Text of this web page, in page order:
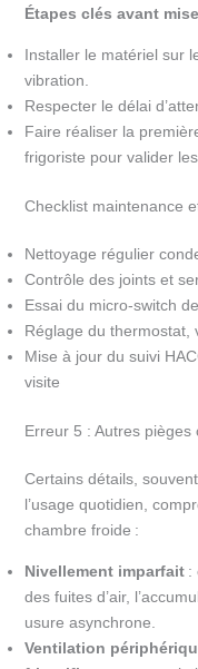
Étapes clés avant
Installer le matériel sur
vibration.
Respecter le délai
Faire réaliser la
frigoriste pour valider
Checklist maintenance
Nettoyage régulier
Contrôle des joints et
Essai du micro-switch
Réglage du thermostat,
Mise à jour du suivi
visite
Erreur 5 : Autres
Certains détails,
l’usage quotidien,
chambre froide :
Nivellement imparfait:
des fuites d’air,
usure asynchrone.
Ventilation